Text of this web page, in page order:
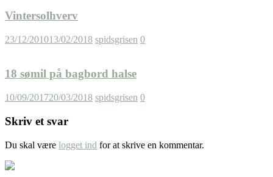
Vintersolhverv
23/12/201013/02/2018 spidsgrisen 0
18 sømil på bagbord halse
10/09/201720/03/2018 spidsgrisen 0
Skriv et svar
Du skal være logget ind for at skrive en kommentar.